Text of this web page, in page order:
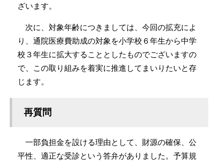
ざいます。
次に、対象年齢につきましては、今回の拡充によ
り、通院医療費助成の対象を小学校６年生から中学
校３年生に拡大することとしたものでございますの
で、この取り組みを着実に推進してまいりたいと存
じます。
再質問
一部負担金を設ける理由として、財源の確保、公
平性、適正な受診という答弁がありました。予算規